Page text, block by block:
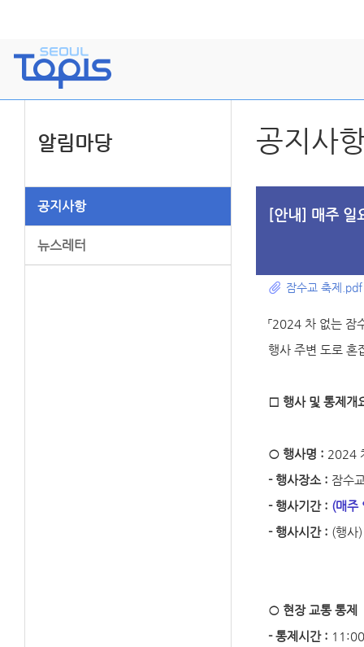
알림마당
공지사항
뉴스레터
공지사
[안내] 매주
잠수교 축제.pdf
「2024 차 없는 잠
행사 주변 도로 혼
□ 행사 및 통제개
○ 행사명 : 2024
- 행사장소 : 잠수
- 행사기간 : (매주
- 행사시간 : (행
○ 현장 교통 통제
- 통제시간 :